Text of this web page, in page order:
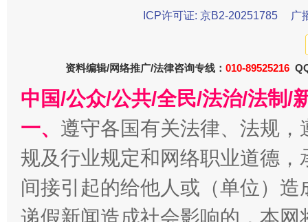
在谋一域中谋全局
今
ICP许可证: 京B2-20251785 广
资料编辑/网络推广/法律咨询专线： 010-89525216
中国/公众/公共/全民/法治/法制/
一、 遵守各国有关法律、法规
规及行业规定和网络职业道德
间接引起的给他人或（单位）
递假新闻造成社会影响的，本